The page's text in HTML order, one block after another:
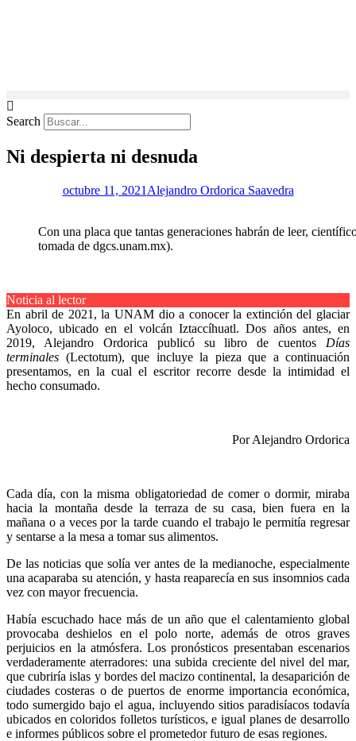
Search
Ni despierta ni desnuda
octubre 11, 2021 Alejandro Ordorica Saavedra
Con una placa que tantas generaciones habrán de leer,
tomada de dgcs.unam.mx).
Noticia al lector
En abril de 2021, la UNAM dio a conocer la extinción del glaciar
Ayoloco, ubicado en el volcán Iztaccíhuatl. Dos años antes, en
2019, Alejandro Ordorica publicó su libro de cuentos Días
terminales (Lectotum), que incluye la pieza que a continuación
presentamos, en la cual el escritor recorre desde la intimidad el
hecho consumado.
Por Alejandro Ordorica
Cada día, con la misma obligatoriedad de comer o dormir, miraba
hacia la montaña desde la terraza de su casa, bien fuera en la
mañana o a veces por la tarde cuando el trabajo le permitía regresar
y sentarse a la mesa a tomar sus alimentos.
De las noticias que solía ver antes de la medianoche, especialmente
una acaparaba su atención, y hasta reaparecía en sus insomnios cada
vez con mayor frecuencia.
Había escuchado hace más de un año que el calentamiento global
provocaba deshielos en el polo norte, además de otros graves
perjuicios en la atmósfera. Los pronósticos presentaban escenarios
verdaderamente aterradores: una subida creciente del nivel del mar,
que cubriría islas y bordes del macizo continental, la desaparición de
ciudades costeras o de puertos de enorme importancia económica,
todo sumergido bajo el agua, incluyendo sitios paradisíacos todavía
ubicados en coloridos folletos turísticos, e igual planes de desarrollo
e informes públicos sobre el prometedor futuro de esas regiones.